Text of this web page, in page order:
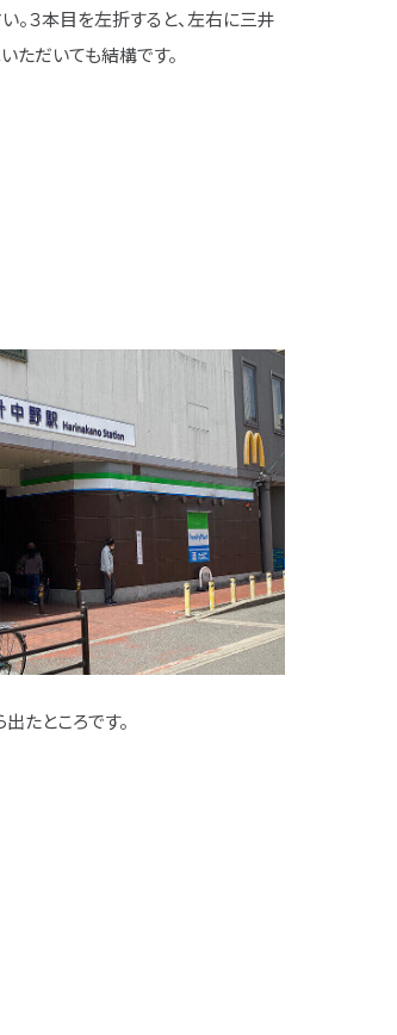
。３本目を左折すると、左右に三井
ただいても結構です。
たところです。